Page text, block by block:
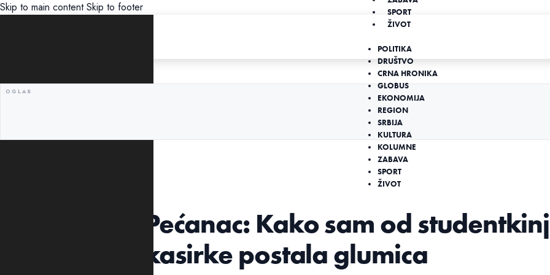
Skip to main content Skip to footer
SPORT
ŽIVOT
POLITIKA
DRUŠTVO
CRNA HRONIKA
GLOBUS
EKONOMIJA
REGION
SRBIJA
KULTURA
KOLUMNE
ZABAVA
SPORT
ŽIVOT
Tekst Vesne Pećanac: Kako sam od
ekonomije i kasirke postala glumica